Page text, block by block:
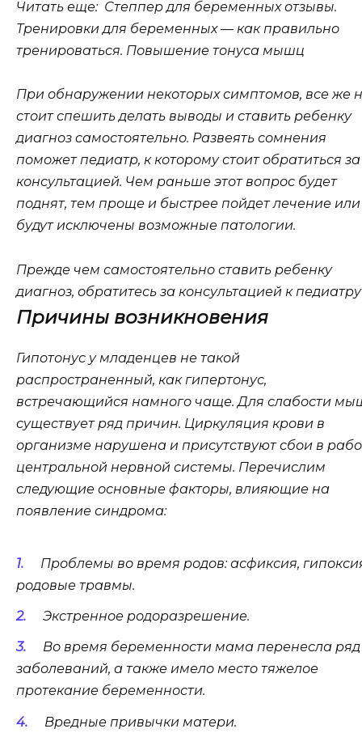
Читать еще: Степпер для беременных отзывы.
Тренировки для беременных — как правильно
тренироваться. Повышение тонуса мышц
При обнаружении некоторых симптомов, все же
стоит спешить делать выводы и ставить ребенку
диагноз самостоятельно. Развеять сомнения
поможет педиатр, к которому стоит обратиться за
консультацией. Чем раньше этот вопрос будет
поднят, тем проще и быстрее пойдет лечение или
будут исключены возможные патологии.
Прежде чем самостоятельно ставить ребенку
диагноз, обратитесь за консультацией к педиатру
Причины возникновения
Гипотонус у младенцев не такой
распространенный, как гипертонус,
встречающийся намного чаще. Для слабости
существует ряд причин. Циркуляция крови в
организме нарушена и присутствуют сбои в
центральной нервной системы. Перечислим
следующие основные факторы, влияющие на
появление синдрома:
Проблемы во время родов: асфиксия,
родовые травмы.
Экстренное родоразрешение.
Во время беременности мама перенесла ряд
заболеваний, а также имело место тяжелое
протекание беременности.
Вредные привычки матери.